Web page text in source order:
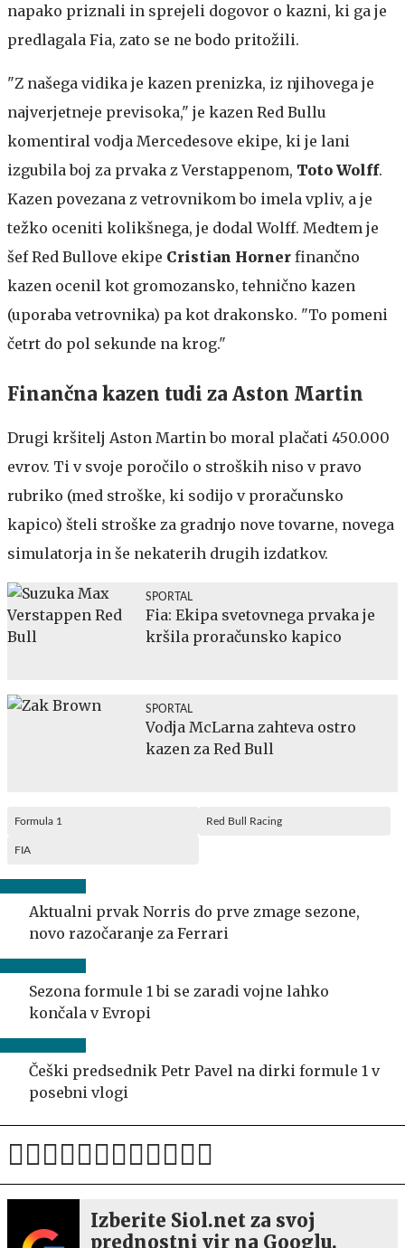
napako priznali in sprejeli dogovor o kazni, ki ga je
predlagala Fia, zato se ne bodo pritožili.
"Z našega vidika je kazen prenizka, iz njihovega je
najverjetneje previsoka," je kazen Red Bullu
komentiral vodja Mercedesove ekipe, ki je lani
izgubila boj za prvaka z Verstappenom, Toto Wolff.
Kazen povezana z vetrovnikom bo imela vpliv, a je
težko oceniti kolikšnega, je dodal Wolff. Medtem je
šef Red Bullove ekipe Cristian Horner finančno
kazen ocenil kot gromozansko, tehnično kazen
(uporaba vetrovnika) pa kot drakonsko. "To pomeni
četrt do pol sekunde na krog."
Finančna kazen tudi za Aston Martin
Drugi kršitelj Aston Martin bo moral plačati 450.000
evrov. Ti v svoje poročilo o stroških niso v pravo
rubriko (med stroške, ki sodijo v proračunsko
kapico) šteli stroške za gradnjo nove tovarne, novega
simulatorja in še nekaterih drugih izdatkov.
SPORTAL
Fia: Ekipa svetovnega prvaka je
kršila proračunsko kapico
SPORTAL
Vodja McLarna zahteva ostro
kazen za Red Bull
Formula 1 Red Bull Racing
FIA
Aktualni prvak Norris do prve zmage sezone,
novo razočaranje za Ferrari
Sezona formule 1 bi se zaradi vojne lahko
končala v Evropi
Češki predsednik Petr Pavel na dirki formule 1 v
posebni vlogi
Izberite Siol.net za svoj
prednostni vir na Googlu.